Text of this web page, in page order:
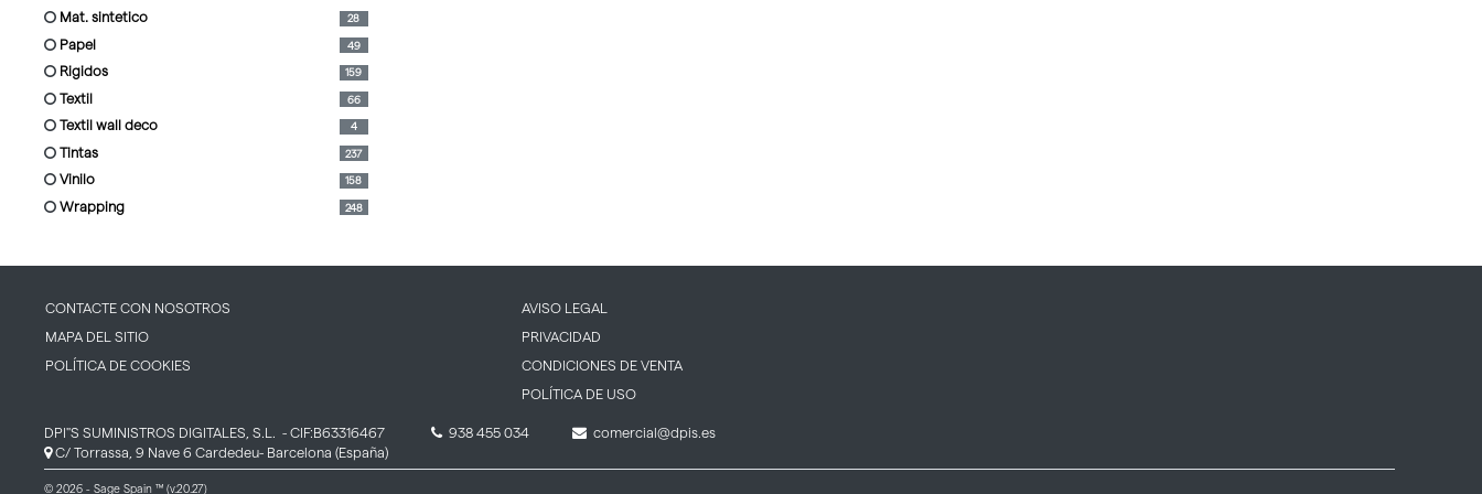
mat. sintetico 28
papel 49
rigidos 159
textil 66
textil wall deco 4
tintas 237
vinilo 158
wrapping 248
CONTACTE CON NOSOTROS
MAPA DEL SITIO
POLÍTICA DE COOKIES
AVISO LEGAL
PRIVACIDAD
CONDICIONES DE VENTA
POLÍTICA DE USO
DPI''S SUMINISTROS DIGITALES, S.L.
- CIF:B63316467
C/ Torrassa, 9 Nave 6 Cardedeu- Barcelona (España)
938 455 034 comercial@dpis.es
© 2026 - Sage Spain ™ (v.20.27)